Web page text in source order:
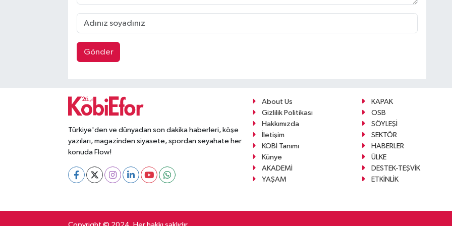
Gönder
Türkiye'den ve dünyadan son dakika haberleri, köşe
yazıları, magazinden siyasete, spordan seyahate her
konuda Flow!
About Us
KAPAK
Gizlilik Politikası
OSB
Hakkımızda
SÖYLEŞİ
İletişim
SEKTÖR
KOBİ Tanımı
HABERLER
Künye
ÜLKE
AKADEMİ
DESTEK-TEŞVİK
YAŞAM
ETKİNLİK